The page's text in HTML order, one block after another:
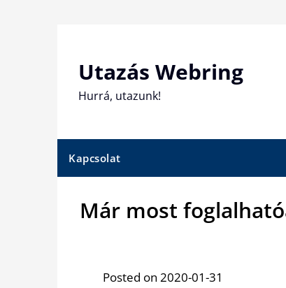
Utazás Webring
Hurrá, utazunk!
Kapcsolat
Már most
Posted on 2020-01-31